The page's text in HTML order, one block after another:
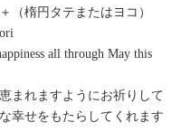
（楕円タテまたはヨコ）
all through May this
まれますようにお祈りして
幸せをもたらしてくれます